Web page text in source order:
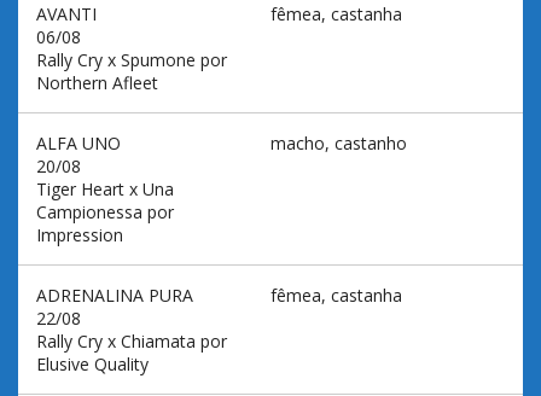
AVANTI
fêmea, castanha
06/08
Rally Cry x Spumone por
Northern Afleet
ALFA UNO
macho, castanho
20/08
Tiger Heart x Una
Campionessa por
Impression
ADRENALINA PURA
fêmea, castanha
22/08
Rally Cry x Chiamata por
Elusive Quality